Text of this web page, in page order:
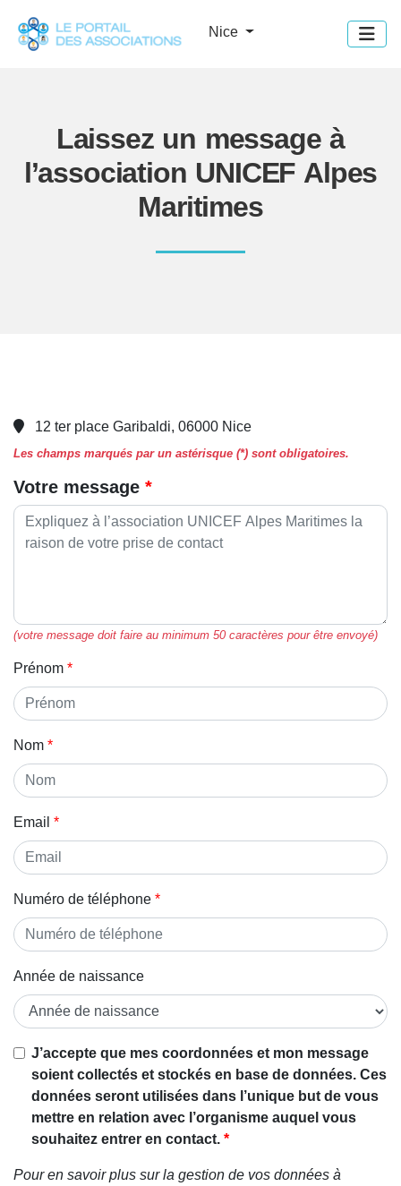
Nice
Laissez un message à
l’association UNICEF Alpes
Maritimes
12 ter place Garibaldi, 06000 Nice
Les champs marqués par un astérisque (*) sont obligatoires.
Votre message
(votre message doit faire au minimum 50 caractères pour être envoyé)
Prénom
Nom
Email
Numéro de téléphone
Année de naissance
J’accepte que mes coordonnées et mon message
soient collectés et stockés en base de données. Ces
données seront utilisées dans l’unique but de vous
mettre en relation avec l’organisme auquel vous
souhaitez entrer en contact.
Pour en savoir plus sur la gestion de vos données à